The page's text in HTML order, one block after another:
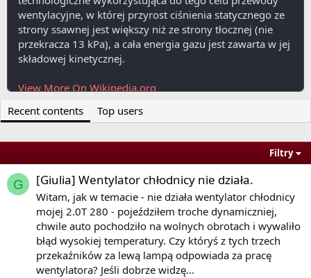
wentylacyjne, w której przyrost ciśnienia statycznego ze
strony ssawnej jest większy niż ze strony tłocznej (nie
przekracza 13 kPa), a cała energia gazu jest zawarta w jej
składowej kinetycznej.
View More On Wikipedia.org
Recent contents
Top users
Filtry
G [Giulia] Wentylator chłodnicy nie działa.
Witam, jak w temacie - nie działa wentylator chłodnicy
mojej 2.0T 280 - pojeździłem troche dynamiczniej,
chwile auto pochodziło na wolnych obrotach i wywaliło
błąd wysokiej temperatury. Czy któryś z tych trzech
przekaźników za lewą lampą odpowiada za pracę
wentylatora? Jeśli dobrze widzę...